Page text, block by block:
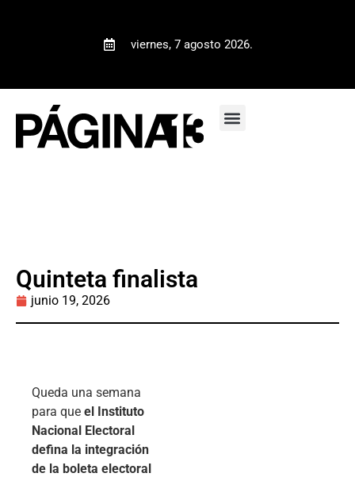
viernes, 7 agosto 2026.
Quinteta finalista
junio 19, 2026
Queda una semana
para que el Instituto
Nacional Electoral
defina la integración
de la boleta electoral